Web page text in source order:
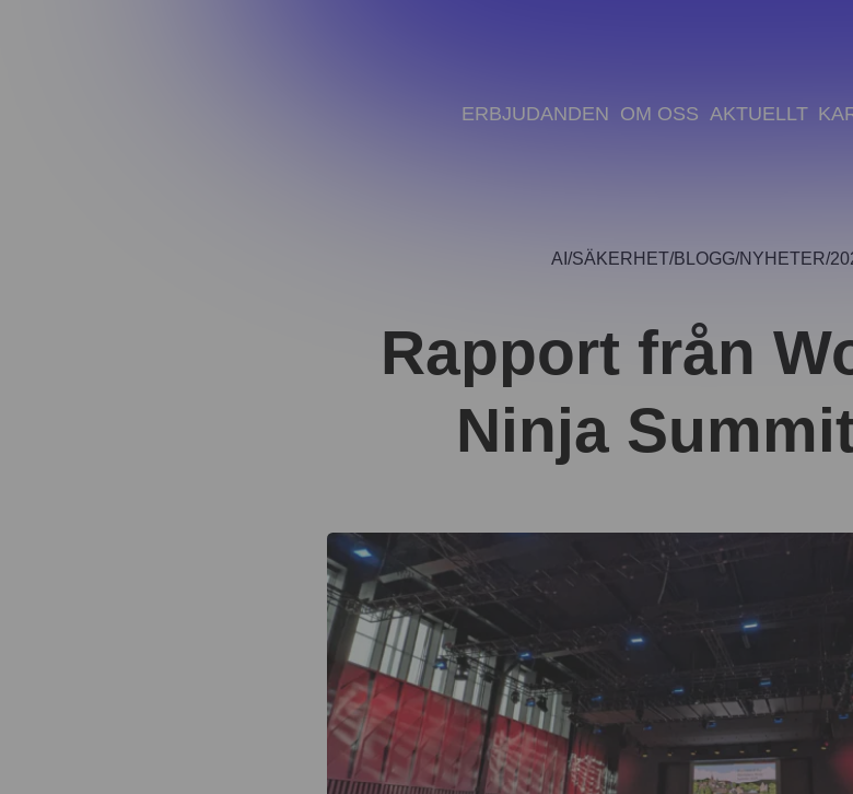
ERBJUDANDEN OM OSS AKTUELLT
BLOGG NYHETER
AI SÄKERHET
Rapport från
Ninja